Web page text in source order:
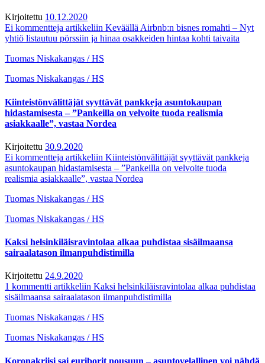
Kirjoitettu 10.12.2020
Ei kommentteja artikkeliin Keväällä Airbnb:n bisnes romahti – Nyt
yhtiö listautuu pörssiin ja hinaa osakkeiden hintaa kohti taivaita
Tuomas Niskakangas / HS
Tuomas Niskakangas / HS
Kiinteistön­välittäjät syyttävät pankkeja asunto­kaupan
hidastamisesta – ”Pankeilla on velvoite tuoda realismia
asiakkaalle”, vastaa Nordea
Kirjoitettu 30.9.2020
Ei kommentteja artikkeliin Kiinteistön­välittäjät syyttävät pankkeja
asunto­kaupan hidastamisesta – ”Pankeilla on velvoite tuoda
realismia asiakkaalle”, vastaa Nordea
Tuomas Niskakangas / HS
Tuomas Niskakangas / HS
Kaksi helsinkiläisravintolaa alkaa puhdistaa sisäilmaansa
sairaalatason ilmanpuhdistimilla
Kirjoitettu 24.9.2020
1 kommentti artikkeliin Kaksi helsinkiläisravintolaa alkaa puhdistaa
sisäilmaansa sairaalatason ilmanpuhdistimilla
Tuomas Niskakangas / HS
Tuomas Niskakangas / HS
Koronakriisi sai euriborit nousuun – asuntovelallinen voi nähdä